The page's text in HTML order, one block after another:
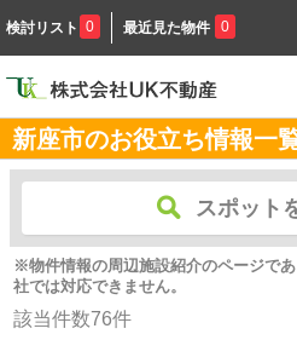
検討リスト 0 最近見た物件 0
新座市のお役立ち情報一
スポット
※物件情報の周辺施設紹介のページで
社では対応できません。
該当件数76件